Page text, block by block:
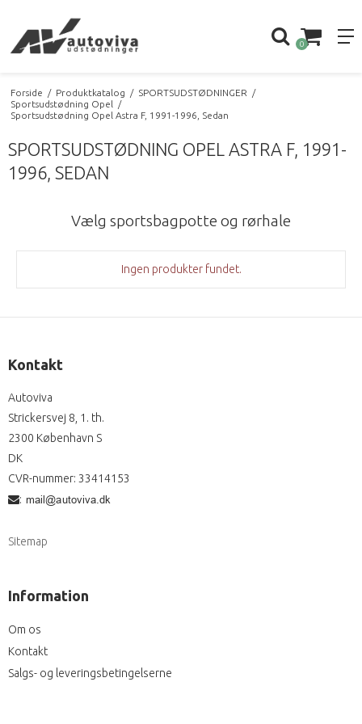
0
Forside / Produktkatalog / SPORTSUDSTØDNINGER
/
Sportsudstødning Opel
/
Sportsudstødning Opel Astra F, 1991-1996, Sedan
SPORTSUDSTØDNING OPEL ASTRA F, 1991-
1996, SEDAN
Vælg sportsbagpotte og rørhale
Ingen produkter fundet.
Kontakt
Autoviva
Strickersvej 8, 1. th.
2300 København S
DK
CVR-nummer: 33414153
:
Sitemap
Information
Om os
Kontakt
Salgs- og leveringsbetingelserne